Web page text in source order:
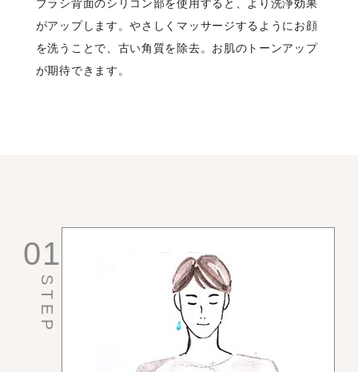
ブラシ背面のシリコン部を使用すると、より洗浄効果
がアップします。やさしくマッサージするようにお顔
を洗うことで、古い角質を除去。お肌のトーンアップ
が期待できます。
01
STEP